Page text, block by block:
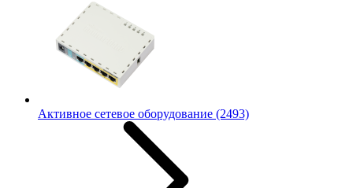
Активное сетевое оборудование (2493)